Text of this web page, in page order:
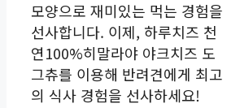
모양으로 재미있는 먹는 경험을
선사합니다. 이제, 하루치즈 천
연100%히말라야 야크치즈 도
그츄를 이용해 반려견에게 최고
의 식사 경험을 선사하세요!